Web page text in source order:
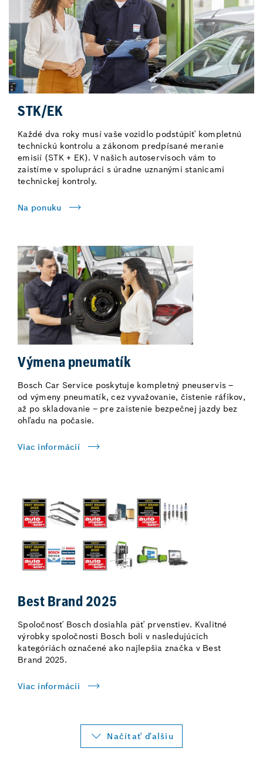
STK/EK
Každé dva roky musí vaše vozidlo podstúpiť kompletnú
technickú kontrolu a zákonom predpísané meranie
emisií (STK + EK). V našich autoservisoch vám to
zaistíme v spolupráci s úradne uznanými stanicami
technickej kontroly.
Na ponuku
Výmena pneumatík
Bosch Car Service poskytuje kompletný pneuservis –
od výmeny pneumatík, cez vyvažovanie, čistenie ráfikov,
až po skladovanie – pre zaistenie bezpečnej jazdy bez
ohľadu na počasie.
Viac informácií
Best Brand 2025
Spoločnosť Bosch dosiahla päť prvenstiev. Kvalitné
výrobky spoločnosti Bosch boli v nasledujúcich
kategóriách označené ako najlepšia značka v Best
Brand 2025.
Viac informácii
Načítať ďalšiu